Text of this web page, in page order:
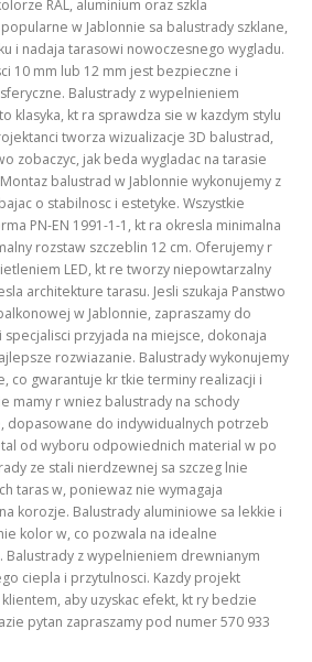
RAL, aluminium oraz szkla
w Jablonnie sa balustrady szklane,
i nadaja tarasowi nowoczesnego wygladu.
10 mm lub 12 mm jest bezpieczne i
Balustrady z wypelnieniem
klasyka, kt ra sprawdza sie w kazdym stylu
tworza wizualizacje 3D balustrad,
zobaczyc, jak beda wygladac na tarasie
balustrad w Jablonnie wykonujemy z
o stabilnosc i estetyke. Wszystkie
PN-EN 1991-1-1, kt ra okresla minimalna
rozstaw szczeblin 12 cm. Oferujemy r
LED, kt re tworzy niepowtarzalny
architekture tarasu. Jesli szukaja Panstwo
w Jablonnie, zapraszamy do
specjalisci przyjada na miejsce, dokonaja
rozwiazanie. Balustrady wykonujemy
co gwarantuje kr tkie terminy realizacji i
mamy r wniez balustrady na schody
dopasowane do indywidualnych potrzeb
od wyboru odpowiednich material w po
ze stali nierdzewnej sa szczeg lnie
taras w, poniewaz nie wymagaja
korozje. Balustrady aluminiowe sa lekkie i
kolor w, co pozwala na idealne
z wypelnieniem drewnianym
ciepla i przytulnosci. Kazdy projekt
aby uzyskac efekt, kt ry bedzie
pytan zapraszamy pod numer 570 933